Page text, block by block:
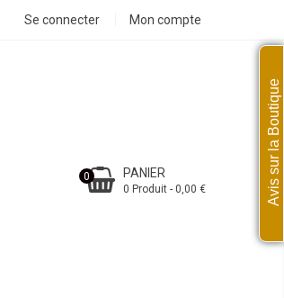
Se connecter Mon compte
PANIER
0 Produit - 0,00 €
0 Avis sur la Boutique